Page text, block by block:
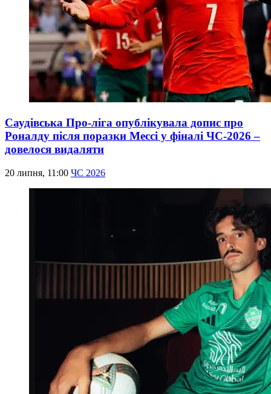
Саудівська Про-ліга опублікувала допис про
Роналду після поразки Мессі у фіналі ЧС-2026 –
довелося видаляти
20 липня, 11:00 ЧС 2026